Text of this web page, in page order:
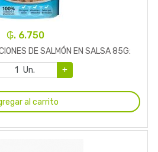
₲. 6.750
DE SALMÓN EN SALSA 85G:
Un. +
al carrito